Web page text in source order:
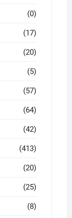
(0)
(17)
(20)
(5)
(57)
(64)
(42)
(413)
(20)
(25)
(8)